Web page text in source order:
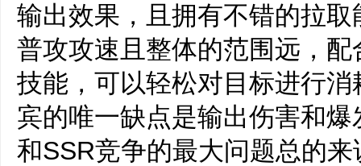
输出效果，且拥有不错的拉
普攻攻速且整体的范围远，
技能，可以轻松对目标进行
宾的唯一缺点是输出伤害和
和SSR竞争的最大问题总的